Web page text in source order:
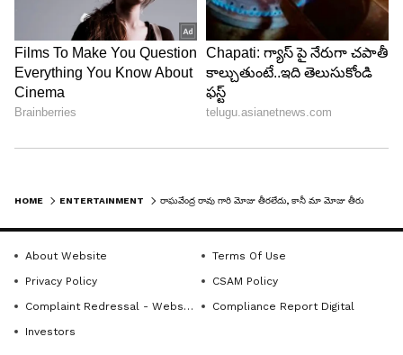
HOME ENTERTAINMENT
About Website
Terms Of Use
Privacy Policy
CSAM Policy
Complaint Redressal - Website
Compliance Report Digital
Investors